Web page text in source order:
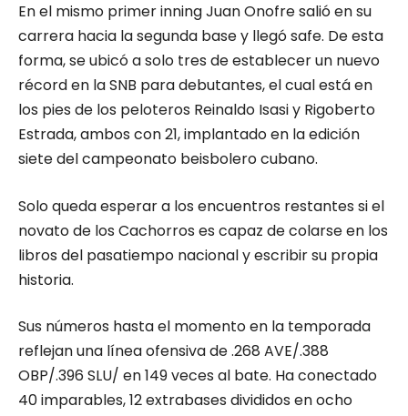
En el mismo primer inning Juan Onofre salió en su
carrera hacia la segunda base y llegó safe. De esta
forma, se ubicó a solo tres de establecer un nuevo
récord en la SNB para debutantes, el cual está en
los pies de los peloteros Reinaldo Isasi y Rigoberto
Estrada, ambos con 21, implantado en la edición
siete del campeonato beisbolero cubano.
Solo queda esperar a los encuentros restantes si el
novato de los Cachorros es capaz de colarse en los
libros del pasatiempo nacional y escribir su propia
historia.
Sus números hasta el momento en la temporada
reflejan una línea ofensiva de .268 AVE/.388
OBP/.396 SLU/ en 149 veces al bate. Ha conectado
40 imparables, 12 extrabases divididos en ocho